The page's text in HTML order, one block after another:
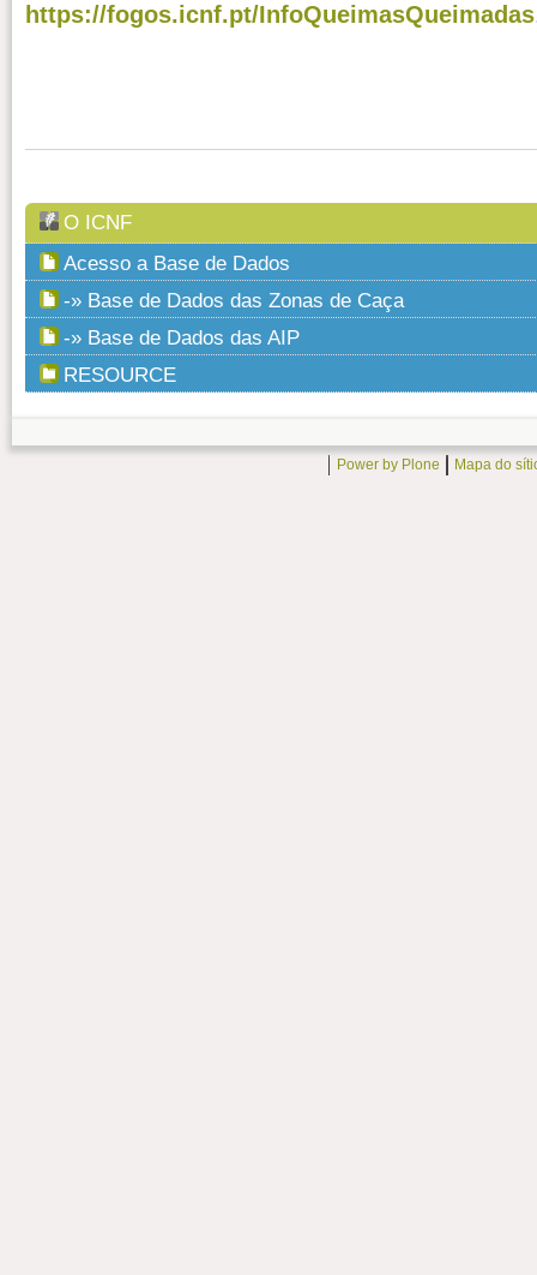
https://fogos.icnf.pt/InfoQueimasQueimadas
O ICNF
Acesso a Base de Dados
-» Base de Dados das Zonas de Caça
-» Base de Dados das AIP
RESOURCE
Power by Plone Mapa do